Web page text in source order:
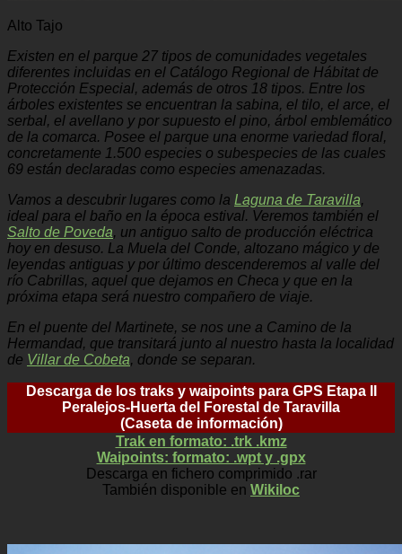
Alto Tajo
Existen en el parque 27 tipos de comunidades vegetales
diferentes incluidas en el Catálogo Regional de Hábitat de
Protección Especial, además de otros 18 tipos. Entre los
árboles existentes se encuentran la sabina, el tilo, el arce, el
serbal, el avellano y por supuesto el pino, árbol emblemático
de la comarca. Posee el parque una enorme variedad floral,
concretamente 1.500 especies o subespecies de las cuales
69 están declaradas como especies amenazadas.
Vamos a descubrir lugares como la Laguna de Taravilla,
ideal para el baño en la época estival. Veremos también el
Salto de Poveda, un antiguo salto de producción eléctrica
hoy en desuso. La Muela del Conde, altozano mágico y de
leyendas antiguas y por último descenderemos al valle del
río Cabrillas, aquel que dejamos en Checa y que en la
próxima etapa será nuestro compañero de viaje.
En el puente del Martinete, se nos une a Camino de la
Hermandad, que transitará junto al nuestro hasta la localidad
de Villar de Cobeta, donde se separan.
Descarga de los traks y waipoints para GPS Etapa II
Peralejos-Huerta del Forestal de Taravilla
(Caseta de información)
Trak en formato: .trk .kmz
Waipoints: formato: .wpt y .gpx
Descarga en fichero comprimido .rar
También disponible en Wikiloc